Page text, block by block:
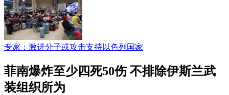
专家：激进分子或攻击支持以色列国家
菲南爆炸至少四死50伤 不排除伊斯兰武
装组织所为